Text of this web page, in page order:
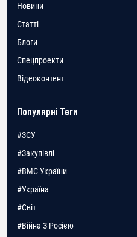
Новини
Статті
Блоги
Спецпроекти
Відеоконтент
Популярні Теги
#ЗСУ
#Закупівлі
#ВМС України
#Україна
#Світ
#Війна З Росією